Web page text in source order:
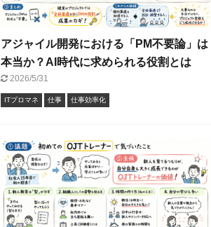
アジャイル開発における「PM不要論」は
本当か？AI時代に求められる役割とは
2026/5/31
ITプロマネ 仕事 仕事効率化